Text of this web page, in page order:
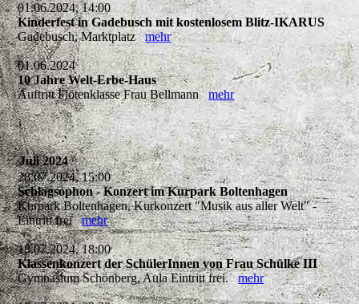
01.06.2024, 14:00
Kinderfest in Gadebusch mit kostenlosem Blitz-IKARUS
Gadebusch, Marktplatzmehr
01.06.2024
10 Jahre Welt-Erbe-Haus
Auftritt Flötenklasse Frau Bellmannmehr
Juli 2024
28.07.2024, 15:00
Schlagsophon - Konzert im Kurpark Boltenhagen
Kurpark Boltenhagen, Kurkonzert "Musik aus aller Welt" -
Eintritt freimehr
18.07.2024, 18:00
Klassenkonzert der SchülerInnen von Frau Schülke III
Gymnasium Schönberg, Aula Eintritt frei.mehr